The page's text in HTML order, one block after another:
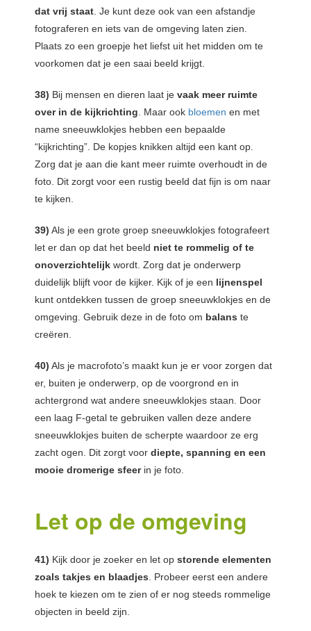
dat vrij staat . Je kunt deze ook van een afstandje
fotograferen en iets van de omgeving laten zien.
Plaats zo een groepje het liefst uit het midden om te
voorkomen dat je een saai beeld krijgt.
38) Bij mensen en dieren laat je vaak meer ruimte
over in de kijkrichting . Maar ook bloemen en met
name sneeuwklokjes hebben een bepaalde
“kijkrichting”. De kopjes knikken altijd een kant op.
Zorg dat je aan die kant meer ruimte overhoudt in de
foto. Dit zorgt voor een rustig beeld dat fijn is om naar
te kijken.
39) Als je een grote groep sneeuwklokjes fotografeert
let er dan op dat het beeld niet te rommelig of te
onoverzichtelijk wordt. Zorg dat je onderwerp
duidelijk blijft voor de kijker. Kijk of je een lijnenspel
kunt ontdekken tussen de groep sneeuwklokjes en de
omgeving. Gebruik deze in de foto om balans te
creëren.
40) Als je macrofoto’s maakt kun je er voor zorgen dat
er, buiten je onderwerp, op de voorgrond en in
achtergrond wat andere sneeuwklokjes staan. Door
een laag F-getal te gebruiken vallen deze andere
sneeuwklokjes buiten de scherpte waardoor ze erg
zacht ogen. Dit zorgt voor diepte, spanning en een
mooie dromerige sfeerin je foto.
Let op de omgeving
41) Kijk door je zoeker en let op storende elementen
zoals takjes en blaadjes . Probeer eerst een andere
hoek te kiezen om te zien of er nog steeds rommelige
objecten in beeld zijn.